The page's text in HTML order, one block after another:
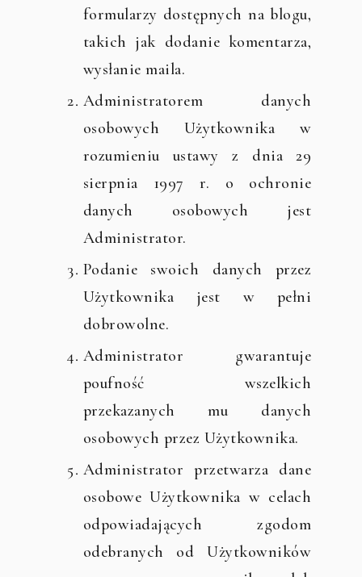
formularzy dostępnych na blogu,
takich jak dodanie komentarza,
wysłanie maila.
Administratorem danych
osobowych Użytkownika w
rozumieniu ustawy z dnia 29
sierpnia 1997 r. o ochronie
danych osobowych jest
Administrator.
Podanie swoich danych przez
Użytkownika jest w pełni
dobrowolne.
Administrator gwarantuje
poufność wszelkich
przekazanych mu danych
osobowych przez Użytkownika.
Administrator przetwarza dane
osobowe Użytkownika w celach
odpowiadających zgodom
odebranych od Użytkowników